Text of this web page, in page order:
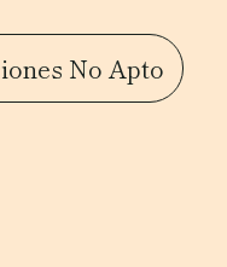
No Apto